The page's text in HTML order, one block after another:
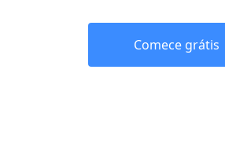
Comece grátis